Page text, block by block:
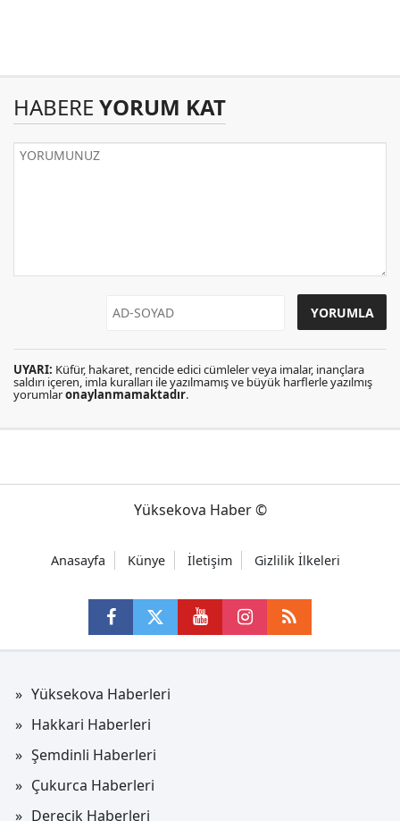
HABERE YORUM KAT
UYARI: Küfür, hakaret, rencide edici cümleler veya imalar, inançlara
saldırı içeren, imla kuralları ile yazılmamış ve büyük harflerle yazılmış
yorumlaronaylanmamaktadır.
Yüksekova Haber ©
Anasayfa Künye İletişim Gizlilik İlkeleri
Yüksekova Haberleri
Hakkari Haberleri
Şemdinli Haberleri
Çukurca Haberleri
Derecik Haberleri